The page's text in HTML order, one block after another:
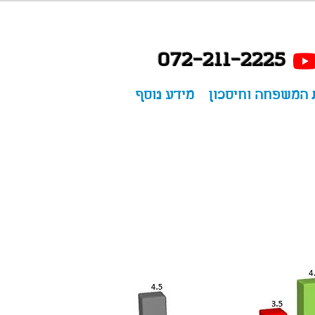
072-211-2225
המשפחה וחיסכון מידע נוסף